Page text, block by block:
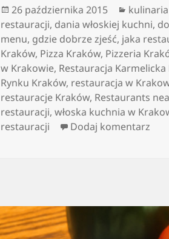
Data
publikacji
26 października 2015 Kategorie
kulinaria
restauracji, dania włoskiej kuchni,
menu, gdzie dobrze zjeść, jaka
Kraków, Pizza Kraków, Pizzeria
w Krakowie, Restauracja
Rynku Kraków, restauracja w
restauracje Kraków, Restaurants
restauracji,włoska kuchnia w
restauracji
Dodaj komentarz